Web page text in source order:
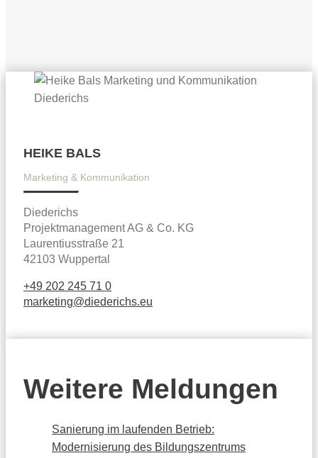
HEIKE BALS
Marketing & Kommunikation
Diederichs
Projektmanagement AG & Co. KG
Laurentiusstraße 21
42103 Wuppertal
+49 202 245 71 0
marketing@diederichs.eu
Weitere Meldungen
Sanierung im laufenden Betrieb:
Modernisierung des Bildungszentrums